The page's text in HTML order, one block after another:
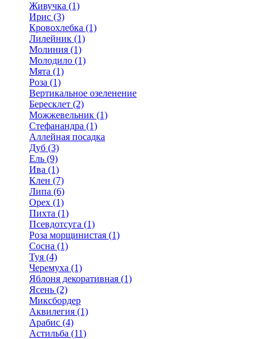
Живучка (1)
Ирис (3)
Кровохлебка (1)
Лилейник (1)
Молиния (1)
Молодило (1)
Мята (1)
Роза (1)
Вертикальное озеленение
Бересклет (2)
Можжевельник (1)
Стефанандра (1)
Аллейная посадка
Дуб (3)
Ель (9)
Ива (1)
Клен (7)
Липа (6)
Орех (1)
Пихта (1)
Псевдотсуга (1)
Роза морщинистая (1)
Сосна (1)
Туя (4)
Черемуха (1)
Яблоня декоративная (1)
Ясень (2)
Миксбордер
Аквилегия (1)
Арабис (4)
Астильба (11)